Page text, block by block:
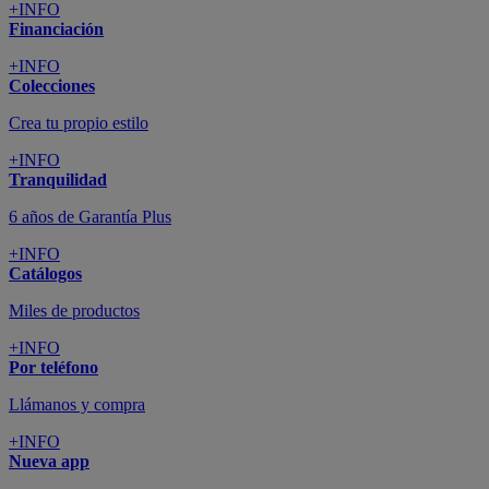
+INFO
Financiación
+INFO
Colecciones
Crea tu propio estilo
+INFO
Tranquilidad
6 años de Garantía Plus
+INFO
Catálogos
Miles de productos
+INFO
Por teléfono
Llámanos y compra
+INFO
Nueva app